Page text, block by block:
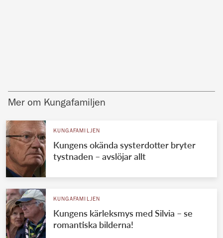
Mer om Kungafamiljen
KUNGAFAMILJEN
Kungens okända systerdotter bryter
tystnaden – avslöjar allt
KUNGAFAMILJEN
Kungens kärleksmys med Silvia – se
romantiska bilderna!